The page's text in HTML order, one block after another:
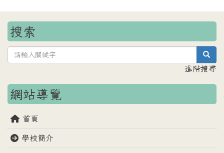
搜索
進階搜尋
網站導覽
首頁
學校簡介